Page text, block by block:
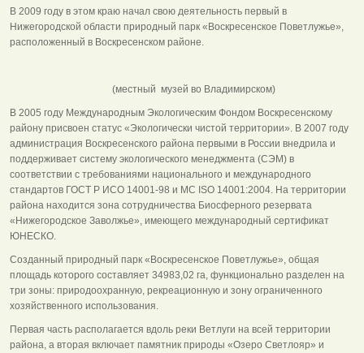
В 2009 году в этом краю начал свою деятельность первый в
Нижегородской области природный парк «Воскресенское Поветлужье»,
расположенный в Воскресенском районе.
(местный музей во Владимирском)
В 2005 году Международным Экологическим Фондом Воскресенскому
району присвоен статус «Экологически чистой территории». В 2007 году
администрация Воскресенского района первыми в России внедрила и
поддерживает систему экологического менеджмента (СЭМ) в
соответствии с требованиями национального и международного
стандартов ГОСТ Р ИСО 14001-98 и МС ISO 14001:2004. На территории
района находится зона сотрудничества Биосферного резервата
«Нижегородское Заволжье», имеющего международный сертификат
ЮНЕСКО.
Созданный природный парк «Воскресенское Поветлужье», общая
площадь которого составляет 34983,02 га, функционально разделен на
три зоны: природоохранную, рекреационную и зону ограниченного
хозяйственного использования.
Первая часть располагается вдоль реки Ветлуги на всей территории
района, а вторая включает памятник природы «Озеро Светлояр» и